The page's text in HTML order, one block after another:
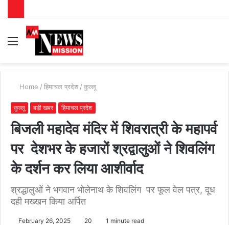
Menu
Home / हिमाचल प्रदेश / कुल्लू
कुल्लू बड़ी खबर हिमाचल प्रदेश
बिजली महादेव मंदिर में शिवरात्री के महापर्व
पर देशभर के हजारों श्रद्वालुओं ने शिवलिंग
के दर्शन कर लिया आशीर्वाद
श्रद्धालुओं ने भगवान भोलेनाथ के शिवलिंग पर फूल वेल पत्र, दूध
दही मख्खन किया अर्पित
February 26, 2025 20 1 minute read